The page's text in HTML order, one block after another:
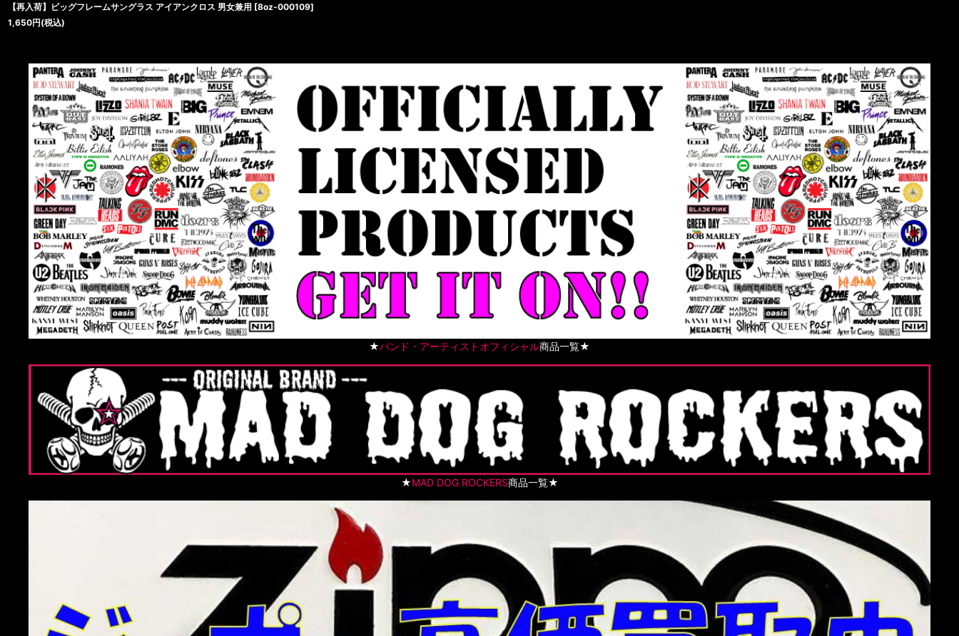
【再入荷】ビッグフレームサングラス アイアンクロス 男女兼用 [8oz-000109]
1,650円(税込)
★バンド・アーティストオフィシャル商品一覧★
★MAD DOG ROCKERS商品一覧★